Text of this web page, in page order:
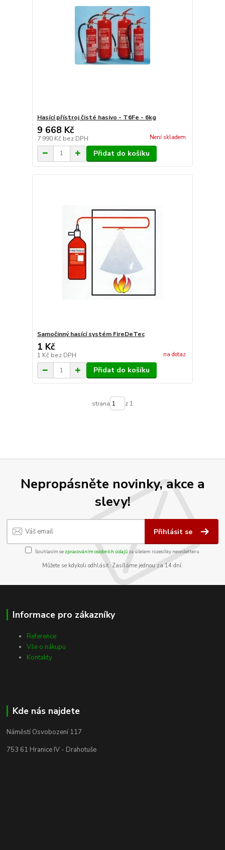
Hasící přístroj čisté hasivo - T6Fe - 6kg
9 668 Kč
7 990 Kč bez DPH Není skladem
Přidat do košíku
Samočinný hasící systém FireDeTec
1 Kč
1 Kč bez DPH na dotaz
Přidat do košíku
strana z 1
Nepropásněte novinky, akce a
slevy!
Přihlásit se
Souhlasím se zpracováním osobních údajůza účelem rozesílky newsletteru.
Můžete se kdykoli odhlásit. Zasíláme jednou za 14 dní.
Informace pro zákazníky
Reference
Vše o nákupu
Kontakty
Kde nás najdete
Náměstí Osvobození 117
753 61 Hranice IV - Drahotuše